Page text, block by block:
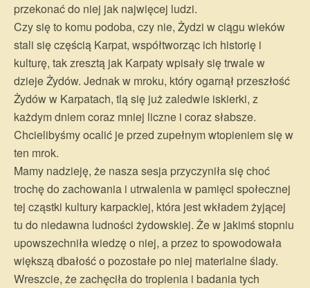
przekonać do niej jak najwięcej ludzi.
Czy się to komu podoba, czy nie, Żydzi w ciągu wieków
stali się częścią Karpat, współtworząc ich historię i
kulturę, tak zresztą jak Karpaty wpisały się trwale w
dzieje Żydów. Jednak w mroku, który ogarnął przeszłość
Żydów w Karpatach, tlą się już zaledwie iskierki, z
każdym dniem coraz mniej liczne i coraz słabsze.
Chcielibyśmy ocalić je przed zupełnym wtopieniem się w
ten mrok.
Mamy nadzieję, że nasza sesja przyczyniła się choć
trochę do zachowania i utrwalenia w pamięci społecznej
tej cząstki kultury karpackiej, która jest wkładem żyjącej
tu do niedawna ludności żydowskiej. Że w jakimś stopniu
upowszechniła wiedzę o niej, a przez to spowodowała
większą dbałość o pozostałe po niej materialne ślady.
Wreszcie, że zachęciła do tropienia i badania tych